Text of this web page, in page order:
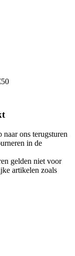
ons terugsturen
in de
gelden niet voor
artikelen zoals